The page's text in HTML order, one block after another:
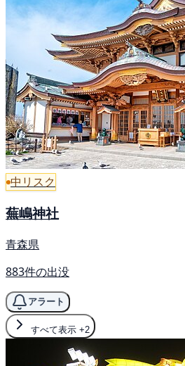
中リスク
蕪嶋神社
青森県
883件の出没
アラート
すべて表示 +2